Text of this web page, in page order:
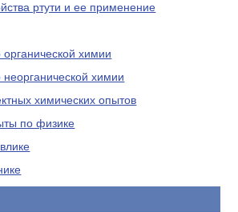
ртути и ее применение
химии
химии
химических опытов
по физике